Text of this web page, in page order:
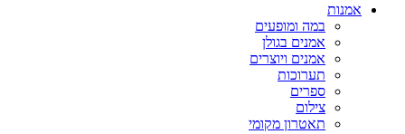
אמנות
במה ומופעים
אמנים בגולן
אמנים ויוצרים
תערוכות
ספרים
צילום
תאטרון מקומי